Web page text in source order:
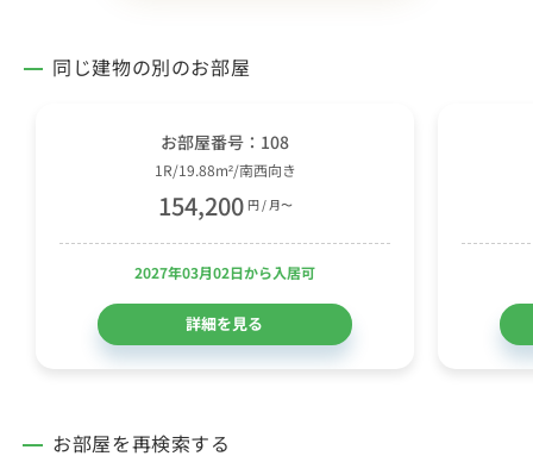
同じ建物の別のお部屋
お部屋番号：108
1R/19.88m²/南西向き
154,200 円 / 月〜
2027年03月02日から入居可
詳細を見る
お部屋を再検索する